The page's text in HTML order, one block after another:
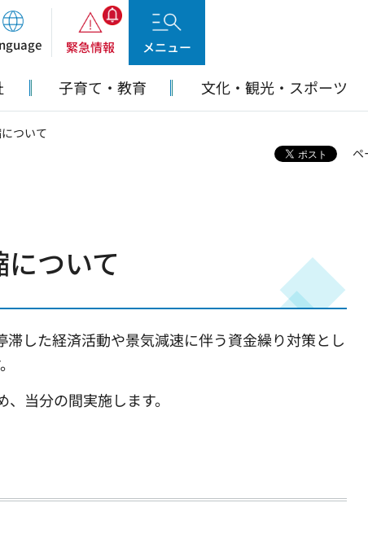
緊急情報 メニュー
子育て・教育 文化・観光・スポーツ
ついて
ペ
ついて
した経済活動や景気減速に伴う資金繰り対策とし
当分の間実施します。